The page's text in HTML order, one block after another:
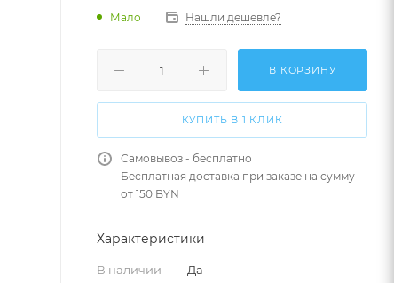
Мало Нашли дешевле?
В КОРЗИНУ
КУПИТЬ В 1 КЛИК
Самовывоз - бесплатно
Бесплатная доставка при заказе на сумму
от 150 BYN
Характеристики
В наличии — Да